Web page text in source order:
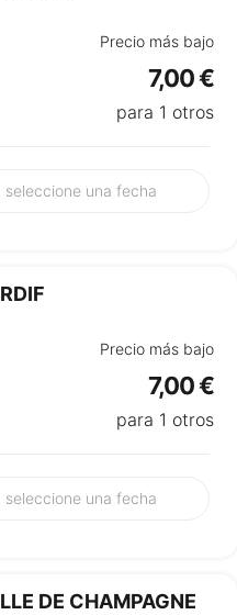
Precio más bajo
7,00 €
para 1 otros
Precio más bajo
7,00 €
para 1 otros
DE CHAMPAGNE